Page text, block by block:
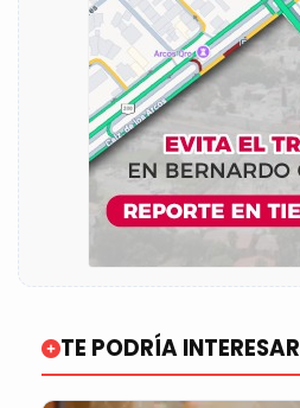
TE PODRÍA INTERESAR